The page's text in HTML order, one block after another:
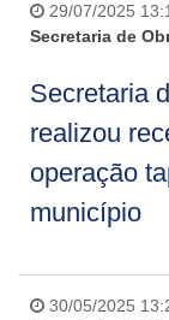
29/07/2025
Secretaria de
Secretaria
realizou
operação
município
30/05/2025